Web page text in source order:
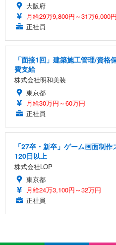
大阪府
月給29万9,800円～31万6,000円
正社員
「面接1回」建築施工管理/資
費支給
株式会社明和美装
東京都
月給30万円～60万円
正社員
「27卒・新卒」ゲーム画面制
120日以上
株式会社LOP
東京都
月給24万3,100円～32万円
正社員